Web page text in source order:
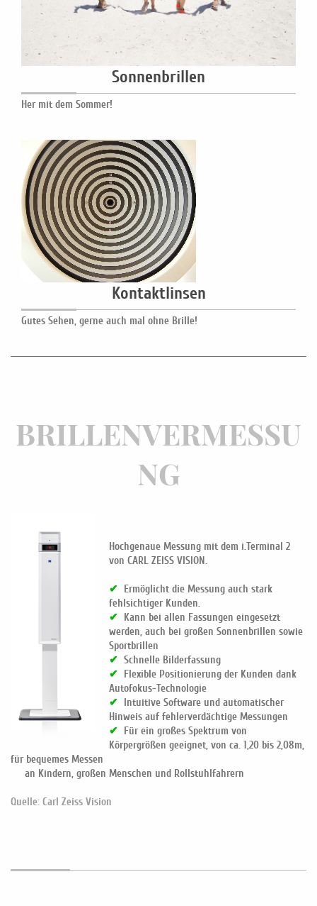
Sonnenbrillen
Her mit dem Sommer!
Kontaktlinsen
Gutes Sehen, gerne auch mal ohne Brille!
BRILLENVERMESSU
NG
Hochgenaue Messung mit dem i.Terminal 2
von CARL ZEISS VISION.
✔ Ermöglicht die Messung auch stark
fehlsichtiger Kunden.
✔ Kann bei allen Fassungen eingesetzt
werden, auch bei großen Sonnenbrillen sowie
Sportbrillen
✔ Schnelle Bilderfassung
✔ Flexible Positionierung der Kunden dank
Autofokus-Technologie
✔ Intuitive Software und automatischer
Hinweis auf fehlerverdächtige Messungen
✔ Für ein großes Spektrum von
Körpergrößen geeignet, von ca. 1,20 bis 2,08m,
für bequemes Messen
an Kindern, großen Menschen und Rollstuhlfahrern
Quelle: Carl Zeiss Vision